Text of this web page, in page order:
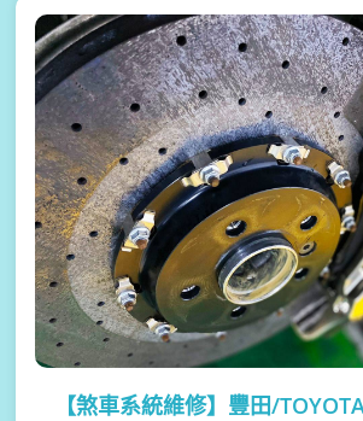
【煞車系統維修】 豐田/